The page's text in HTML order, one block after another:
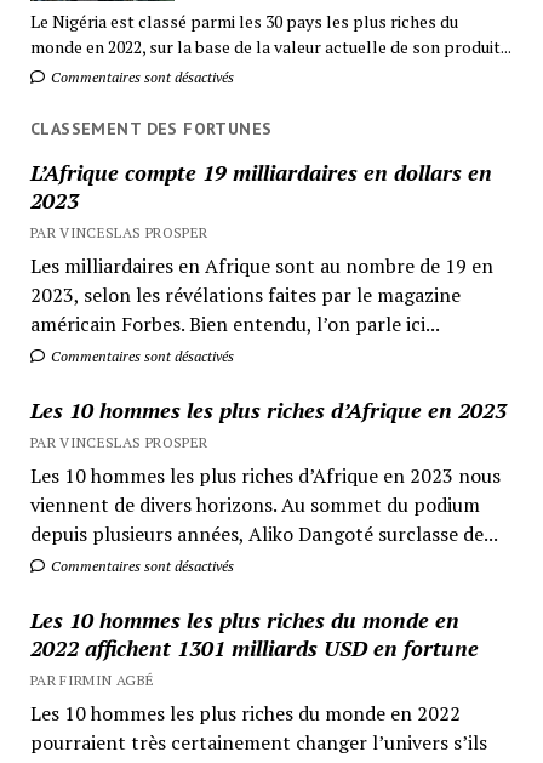
Le Nigéria est classé parmi les 30 pays les plus riches du
monde en 2022, sur la base de la valeur actuelle de son produit...
Commentaires sont désactivés
CLASSEMENT DES FORTUNES
L’Afrique compte 19 milliardaires en dollars en
2023
PAR VINCESLAS PROSPER
Les milliardaires en Afrique sont au nombre de 19 en
2023, selon les révélations faites par le magazine
américain Forbes. Bien entendu, l’on parle ici...
Commentaires sont désactivés
Les 10 hommes les plus riches d’Afrique en 2023
PAR VINCESLAS PROSPER
Les 10 hommes les plus riches d’Afrique en 2023 nous
viennent de divers horizons. Au sommet du podium
depuis plusieurs années, Aliko Dangoté surclasse de...
Commentaires sont désactivés
Les 10 hommes les plus riches du monde en
2022 affichent 1301 milliards USD en fortune
PAR FIRMIN AGBÉ
Les 10 hommes les plus riches du monde en 2022
pourraient très certainement changer l’univers s’ils